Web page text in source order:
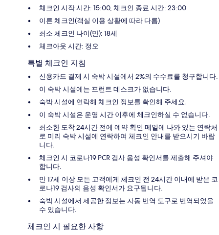
체크인 시작 시간: 15:00, 체크인 종료 시간: 23:00
이른 체크인(객실 이용 상황에 따라 다름)
최소 체크인 나이(만): 18세
체크아웃 시간: 정오
특별 체크인 지침
신용카드 결제 시 숙박 시설에서 2%의 수수료를 청구합니다.
이 숙박 시설에는 프런트 데스크가 없습니다.
숙박 시설에 연락해 체크인 정보를 확인해 주세요.
이 숙박 시설은 운영 시간 이후에 체크인하실 수 없습니다.
최소한 도착 24시간 전에 예약 확인 메일에 나와 있는 연락처
로 미리 숙박 시설에 연락하여 체크인 안내를 받으시기 바랍
니다.
체크인 시 코로나19 PCR 검사 음성 확인서를 제출해 주셔야
합니다.
만 17세 이상 모든 고객에게 체크인 전 24시간 이내에 받은 코
로나19 검사의 음성 확인서가 요구됩니다.
숙박 시설에서 제공한 정보는 자동 번역 도구로 번역되었을
수 있습니다.
체크인 시 필요한 사항